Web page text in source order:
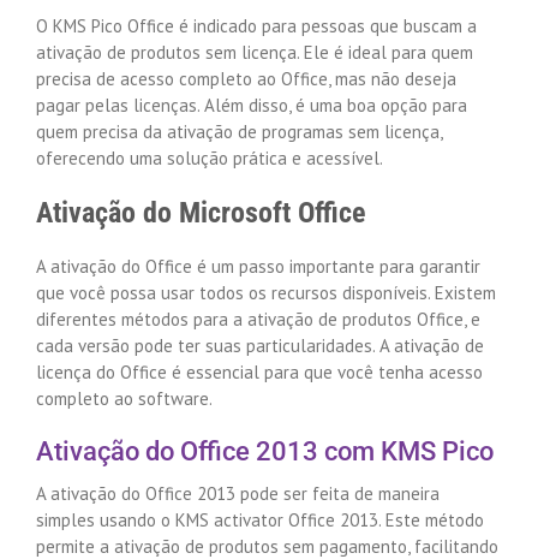
O KMS Pico Office é indicado para pessoas que buscam a
ativação de produtos sem licença. Ele é ideal para quem
precisa de acesso completo ao Office, mas não deseja
pagar pelas licenças. Além disso, é uma boa opção para
quem precisa da ativação de programas sem licença,
oferecendo uma solução prática e acessível.
Ativação do Microsoft Office
A ativação do Office é um passo importante para garantir
que você possa usar todos os recursos disponíveis. Existem
diferentes métodos para a ativação de produtos Office, e
cada versão pode ter suas particularidades. A ativação de
licença do Office é essencial para que você tenha acesso
completo ao software.
Ativação do Office 2013 com KMS Pico
A ativação do Office 2013 pode ser feita de maneira
simples usando o KMS activator Office 2013. Este método
permite a ativação de produtos sem pagamento, facilitando